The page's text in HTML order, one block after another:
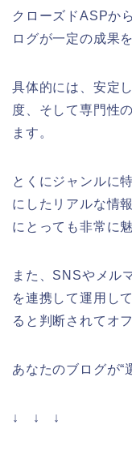
クローズドASPか
ログが一定の成果
具体的には、安定
度、そして専門性
ます。
とくにジャンルに
にしたリアルな情
にとっても非常に
また、SNSやメル
を連携して運用し
ると判断されてオ
あなたのブログが“
↓ ↓ ↓